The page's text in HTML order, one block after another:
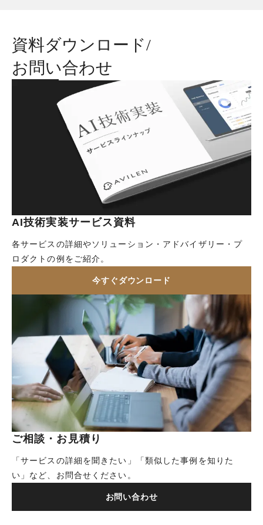
資料ダウンロード/
お問い合わせ
AI技術実装サービス資料
各サービスの詳細やソリューション・アドバイザリー・プ
ロダクトの例をご紹介。
今すぐダウンロード
ご相談・お見積り
「サービスの詳細を聞きたい」「類似した事例を知りた
い」など、お問合せください。
お問い合わせ